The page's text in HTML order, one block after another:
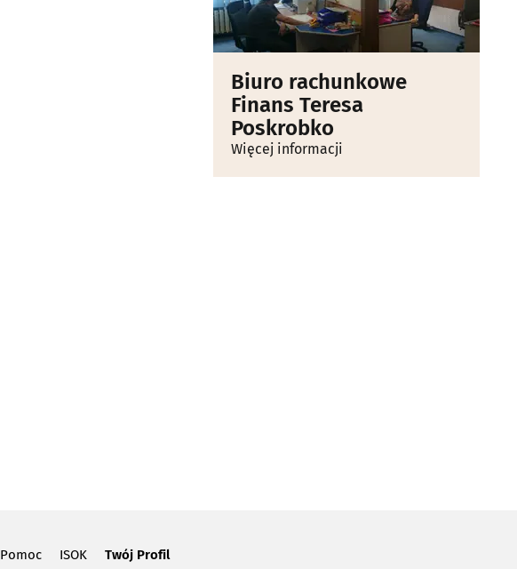
Biuro rachunkowe
Finans Teresa
Poskrobko
Więcej informacji
Pomoc ISOK Twój Profil